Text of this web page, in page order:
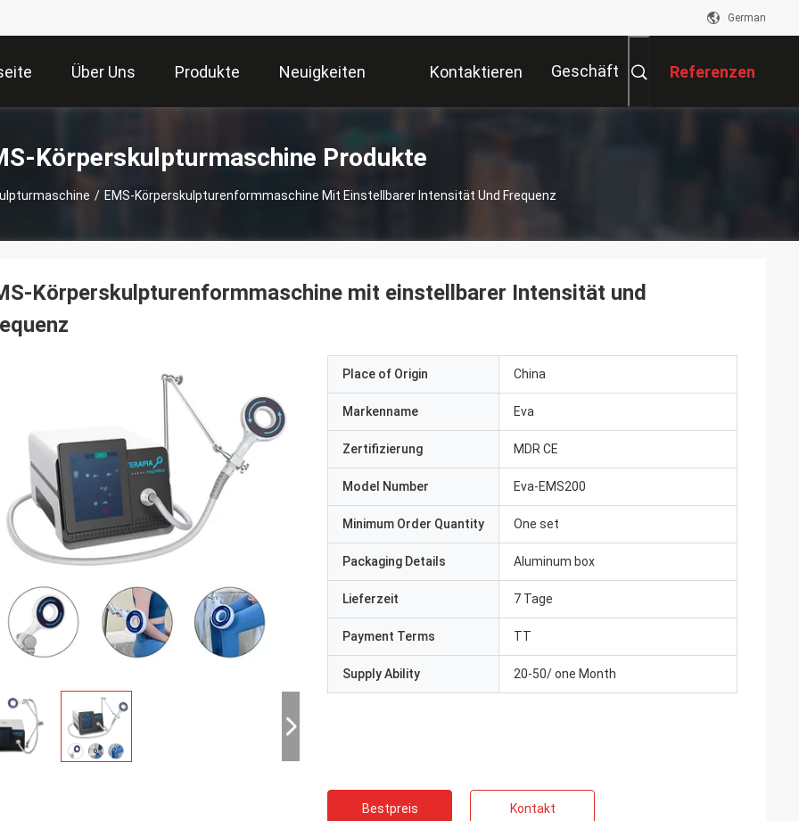
German
Über Uns Produkte Neuigkeiten Kontaktieren Geschäft Referenzen
Körperskulpturmaschine Produkte
/ EMS-Körperskulpturenformmaschine Mit Einstellbarer Intensität Und Frequenz
Körperskulpturenformmaschine mit einstellbarer Intensität und
Place of Origin China
Markenname Eva
Zertifizierung MDR CE
Model Number Eva-EMS200
Minimum Order Quantity One set
Packaging Details Aluminum box
Lieferzeit 7 Tage
Payment Terms TT
Supply Ability 20-50/ one Month
Bestpreis Kontakt